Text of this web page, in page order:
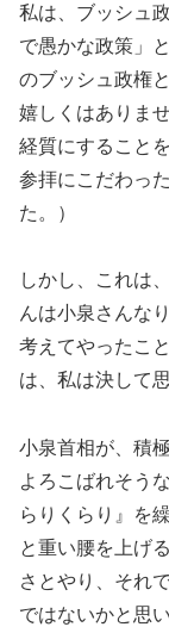
私は、ブッシュ
で愚かな政策」
のブッシュ政権
嬉しくはありま
経質にすること
参拝にこだわっ
た。）
しかし、これは
んは小泉さんな
考えてやったこ
は、私は決して
小泉首相が、積
よろこばれそう
らりくらり』を
と重い腰を上げ
さとやり、それ
ではないかと思